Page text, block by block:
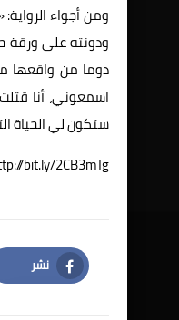
ومن أجواء
ودونته على ورقة
دوما من واقعها
اسمعوني، أنا
ستكون لي الحياة
bit.ly/2CB3mTg
نشر
Facebook